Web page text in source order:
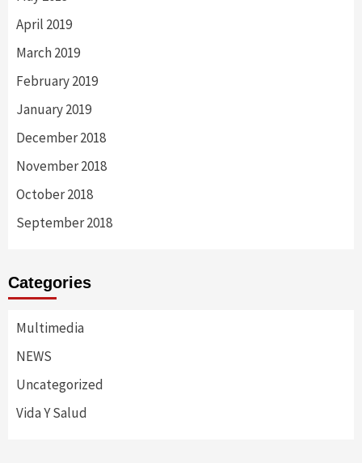
April 2019
March 2019
February 2019
January 2019
December 2018
November 2018
October 2018
September 2018
Categories
Multimedia
NEWS
Uncategorized
Vida Y Salud